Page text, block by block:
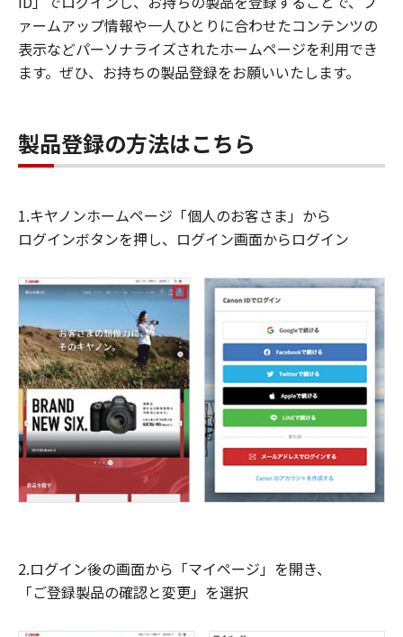
ァームアップ情報や一人ひとりに合わせたコンテンツの
表示などパーソナライズされたホームページを利用でき
ます。ぜひ、お持ちの製品登録をお願いいたします。
製品登録の方法はこちら
1.キヤノンホームページ「個人のお客さま」から
ログインボタンを押し、ログイン画面からログイン
2.ログイン後の画面から「マイページ」を開き、
「ご登録製品の確認と変更」を選択